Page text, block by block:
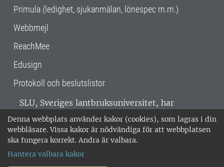
Denna webbplats använder kakor (cookies), som lagras i din
webbläsare. Vissa kakor är nödvändiga för att webbplatsen
ska fungera korrekt. Andra är valbara.
Hantera valbara kakor
Primula (ledighet, sjukanmälan, lönespec m.m.)
Webbmejl
ReachMee
Edusign
Protokoll och beslutslistor
SLU, Sveriges lantbruksuniversitet, har
verksamhet över hela Sverige. Huvudorter är
Alnarp, Uppsala och Umeå.SLU är
miljöcertifierat enligt ISO 14001. •
018-67 10 00 • Org nr: 202100-2817 •